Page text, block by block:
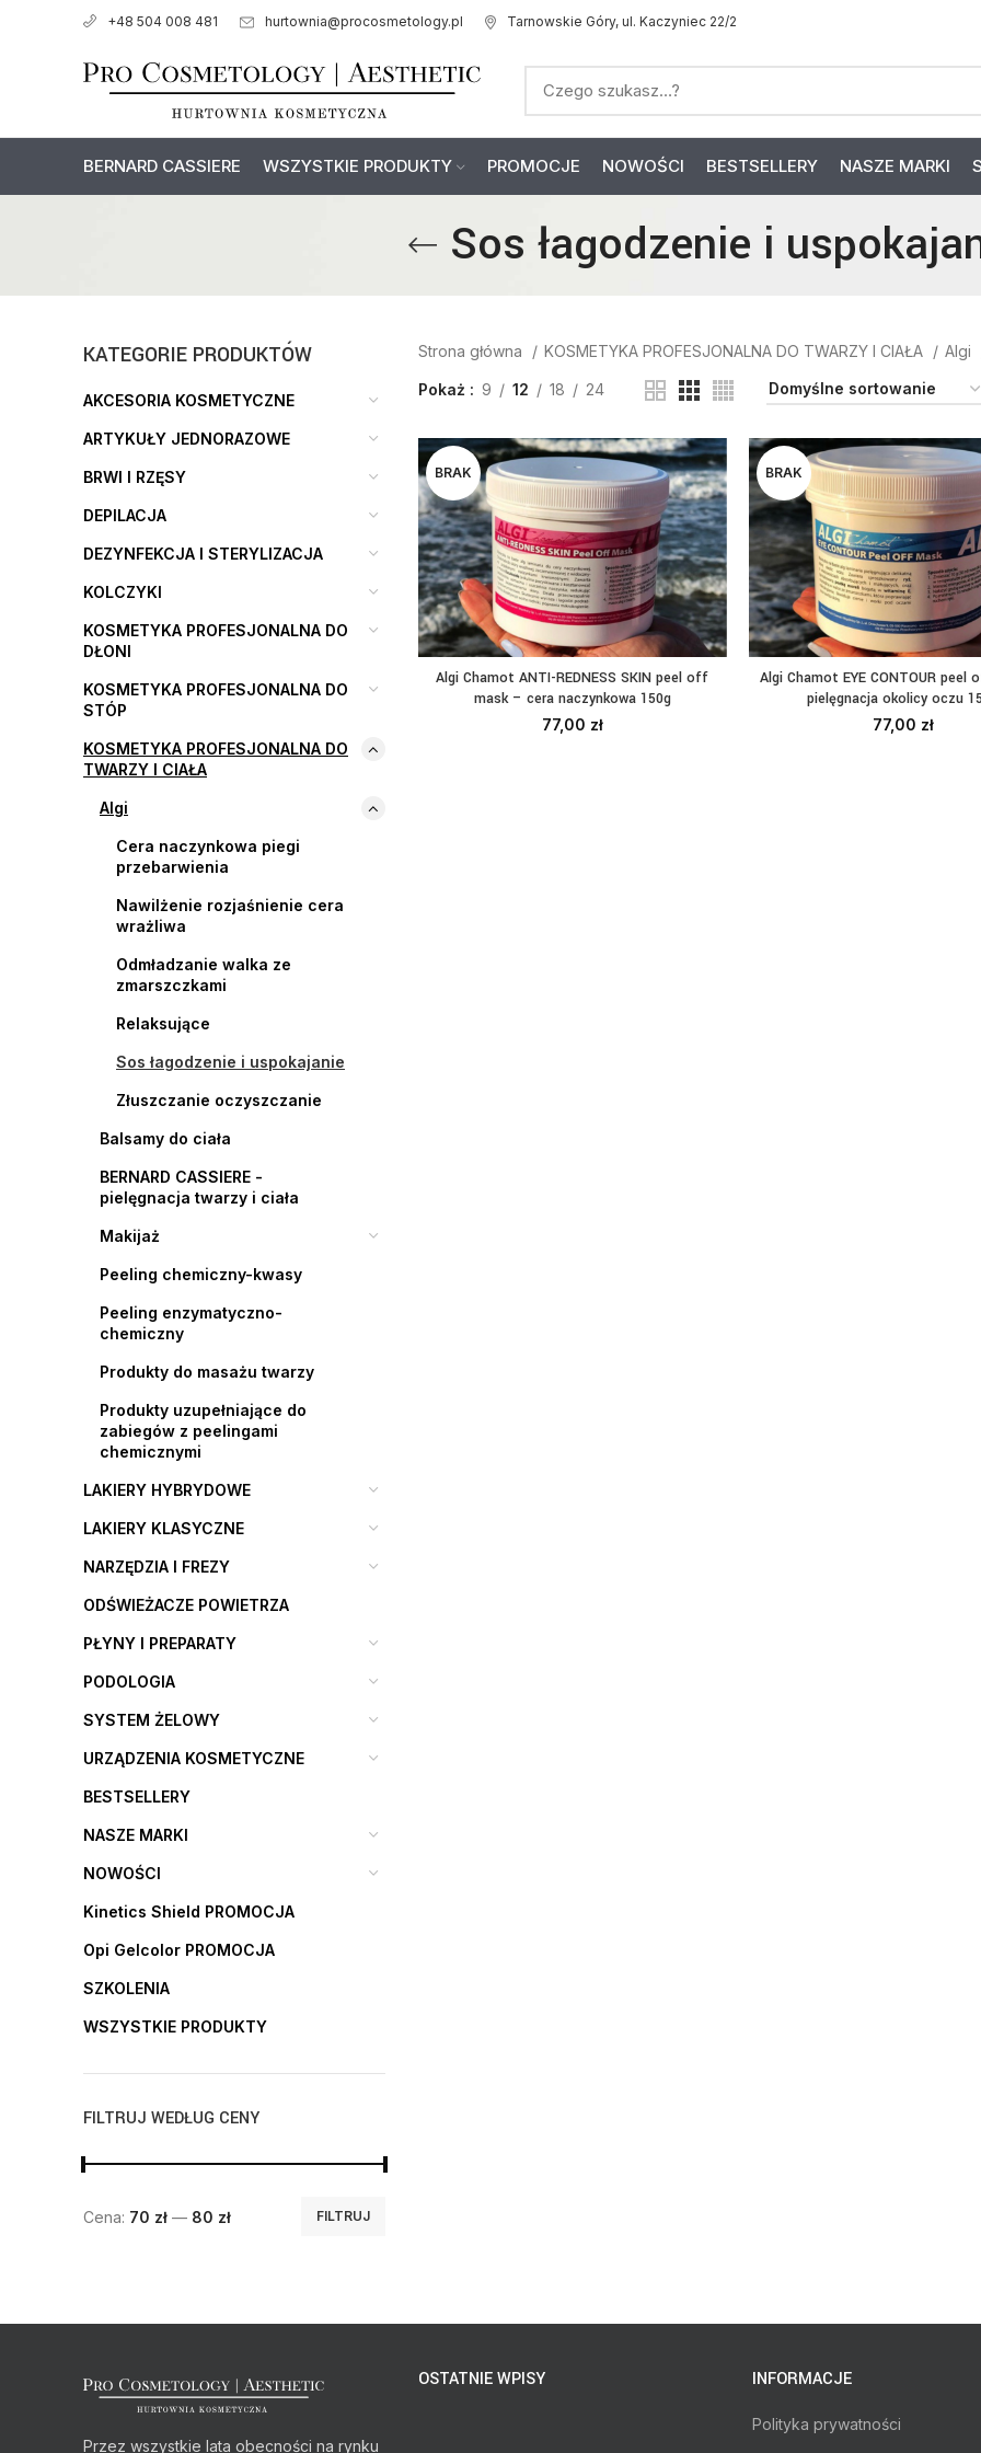
+48 504 008 481 hurtownia@procosmetology.pl Tarnowskie Góry, ul. Kaczyniec 22/2
BERNARD CASSIERE WSZYSTKIE PRODUKTY PROMOCJE NOWOŚCI BESTSELLERY NASZE MARKI
Sos łagodzenie i
KATEGORIE PRODUKTÓW
AKCESORIA KOSMETYCZNE
ARTYKUŁY JEDNORAZOWE
BRWI I RZĘSY
DEPILACJA
DEZYNFEKCJA I STERYLIZACJA
KOLCZYKI
KOSMETYKA PROFESJONALNA DO
DŁONI
KOSMETYKA PROFESJONALNA DO
STÓP
KOSMETYKA PROFESJONALNA DO
TWARZY I CIAŁA
Algi
Cera naczynkowa piegi
przebarwienia
Nawilżenie rozjaśnienie cera
wrażliwa
Odmładzanie walka ze
zmarszczkami
Relaksujące
Sos łagodzenie i uspokajanie
Złuszczanie oczyszczanie
Balsamy do ciała
BERNARD CASSIERE -
pielęgnacja twarzy i ciała
Makijaż
Peeling chemiczny-kwasy
Peeling enzymatyczno-
chemiczny
Produkty do masażu twarzy
Produkty uzupełniające do
zabiegów z peelingami
chemicznymi
LAKIERY HYBRYDOWE
LAKIERY KLASYCZNE
NARZĘDZIA I FREZY
ODŚWIEŻACZE POWIETRZA
PŁYNY I PREPARATY
PODOLOGIA
SYSTEM ŻELOWY
URZĄDZENIA KOSMETYCZNE
BESTSELLERY
NASZE MARKI
NOWOŚCI
Kinetics Shield PROMOCJA
Opi Gelcolor PROMOCJA
SZKOLENIA
WSZYSTKIE PRODUKTY
FILTRUJ WEDŁUG CENY
FILTRUJ
Cena: 70 zł — 80 zł
Strona główna KOSMETYKA PROFESJONALNA DO TWARZY I CIAŁA Algi
Pokaż 9 12 18 24
BRAK
CZYTAJ DALEJ
Algi Chamot ANTI-REDNESS SKIN peel off
mask – cera naczynkowa 150g
77,00 zł
BRAK
CZYTAJ DALEJ
Algi Chamot EYE CONTOUR peel
pielęgnacja okolicy oczu
77,00 zł
Przez wszystkie lata obecności na rynku
OSTATNIE WPISY INFORMACJE
Polityka prywatności